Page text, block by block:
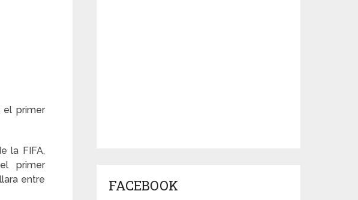
el primer
la FIFA,
primer
entre
FACEBOOK